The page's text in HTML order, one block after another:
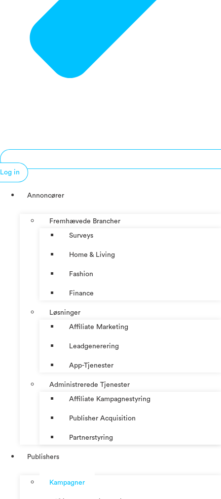
Log in
Annoncører
Fremhævede Brancher
Surveys
Home & Living
Fashion
Finance
Løsninger
Affiliate Marketing
Leadgenerering
App-Tjenester
Administrerede Tjenester
Affiliate Kampagnestyring
Publisher Acquisition
Partnerstyring
Publishers
Kampagner